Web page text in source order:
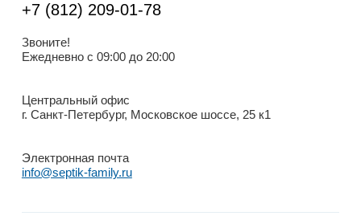
+7 (812) 209-01-78
Звоните!
Ежедневно с 09:00 до 20:00
Центральный офис
г. Санкт-Петербург, Московское шоссе, 25 к1
Электронная почта
info@septik-family.ru